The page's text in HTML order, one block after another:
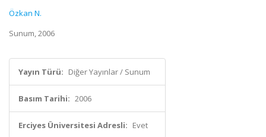
Özkan N.
Sunum, 2006
Yayın Türü: Diğer Yayınlar / Sunum
Basım Tarihi: 2006
Erciyes Üniversitesi Adresli: Evet